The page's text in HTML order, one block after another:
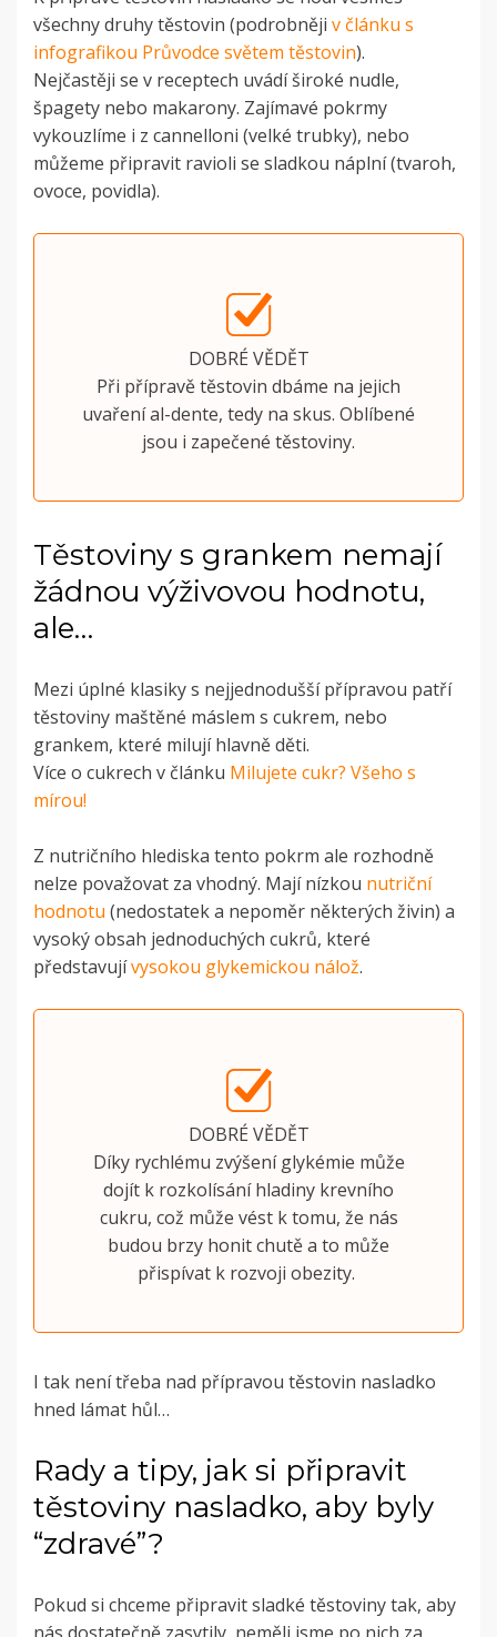
všechny druhy těstovin (podrobněji v článku s
infografikou Průvodce světem těstovin).
Nejčastěji se v receptech uvádí široké nudle,
špagety nebo makarony. Zajímavé pokrmy
vykouzlíme i z cannelloni (velké trubky), nebo
můžeme připravit ravioli se sladkou náplní (tvaroh,
ovoce, povidla).
DOBRÉ VĚDĚT
Při přípravě těstovin dbáme na jejich
uvaření al-dente, tedy na skus. Oblíbené
jsou i zapečené těstoviny.
Těstoviny s grankem nemají
žádnou výživovou hodnotu,
ale…
Mezi úplné klasiky s nejjednodušší přípravou patří
těstoviny maštěné máslem s cukrem, nebo
grankem, které milují hlavně děti.
Více o cukrech v článku Milujete cukr? Všeho s
mírou!
Z nutričního hlediska tento pokrm ale rozhodně
nelze považovat za vhodný. Mají nízkou nutriční
hodnotu (nedostatek a nepoměr některých živin) a
vysoký obsah jednoduchých cukrů, které
představujívysokou glykemickou nálož.
DOBRÉ VĚDĚT
Díky rychlému zvýšení glykémie může
dojít k rozkolísání hladiny krevního
cukru, což může vést k tomu, že nás
budou brzy honit chutě a to může
přispívat k rozvoji obezity.
I tak není třeba nad přípravou těstovin nasladko
hned lámat hůl…
Rady a tipy, jak si připravit
těstoviny nasladko, aby byly
“zdravé”?
Pokud si chceme připravit sladké těstoviny tak, aby